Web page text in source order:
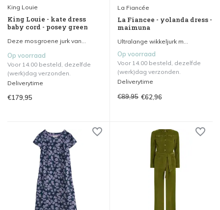
King Louie
King Louie - kate dress
baby cord - posey green
Deze mosgroene jurk van...
Op voorraad
Voor 14.00 besteld, dezelfde
(werk)dag verzonden.
Deliverytime
€179,95
La Fiancée
La Fiancee - yolanda dress -
maimuna
Ultralange wikkeljurk m...
Op voorraad
Voor 14.00 besteld, dezelfde
(werk)dag verzonden.
Deliverytime
€89,95 €62,96